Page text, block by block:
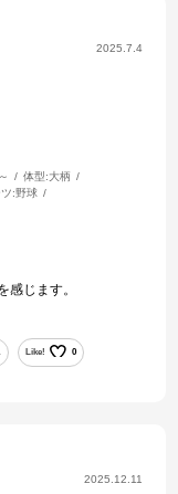
2025.7.4
体型:大柄
ツ:野球
感じます。
Like! 0
2025.12.11